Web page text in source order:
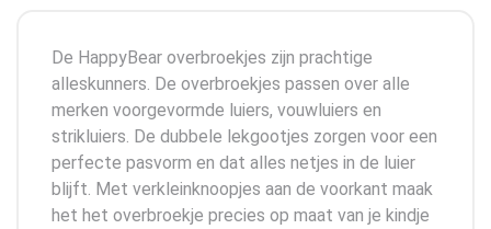
De HappyBear overbroekjes zijn prachtige
alleskunners. De overbroekjes passen over alle
merken voorgevormde luiers, vouwluiers en
strikluiers. De dubbele lekgootjes zorgen voor een
perfecte pasvorm en dat alles netjes in de luier
blijft. Met verkleinknoopjes aan de voorkant maak
het het overbroekje precies op maat van je kindje